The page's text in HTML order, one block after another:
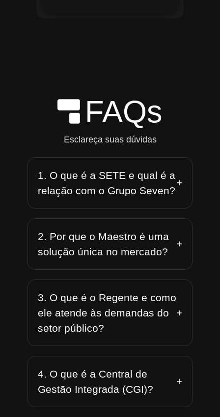
FAQs
Esclareça suas dúvidas
1. O que é a SETE e qual é a
relação com o Grupo Seven?
+
2. Por que o Maestro é uma
solução única no mercado?
+
3. O que é o Regente e como
ele atende às demandas do
setor público?
+
4. O que é a Central de
Gestão Integrada (CGI)?
+